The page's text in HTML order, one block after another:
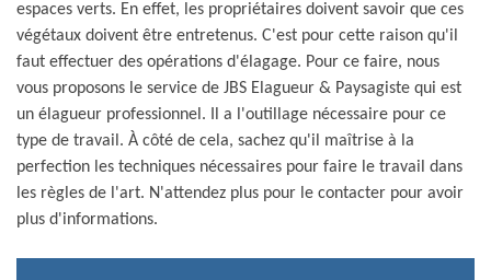
espaces verts. En effet, les propriétaires doivent savoir que ces
végétaux doivent être entretenus. C'est pour cette raison qu'il
faut effectuer des opérations d'élagage. Pour ce faire, nous
vous proposons le service de JBS Elagueur & Paysagiste qui est
un élagueur professionnel. Il a l'outillage nécessaire pour ce
type de travail. À côté de cela, sachez qu'il maîtrise à la
perfection les techniques nécessaires pour faire le travail dans
les règles de l'art. N'attendez plus pour le contacter pour avoir
plus d'informations.